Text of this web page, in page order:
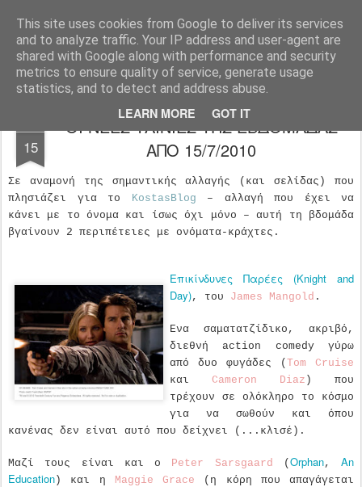
This site uses cookies from Google to deliver its services
and to analyze traffic. Your IP address and user-agent are
shared with Google along with performance and security
metrics to ensure quality of service, generate usage
statistics, and to detect and address abuse.
LEARN MORE GOT IT
FilmBoy
15
ΟΙ ΝΕΕΣ ΤΑΙΝΙΕΣ ΤΗΣ ΕΒΔΟΜΑΔΑΣ
ΑΠΟ 15/7/2010
Σε αναμονή της σημαντικής αλλαγής (και σελίδας) που
πλησιάζει για το KostasBlog – αλλαγή που έχει να
κάνει με το όνομα και ίσως όχι μόνο – αυτή τη βδομάδα
βγαίνουν 2 περιπέτειες με ονόματα-κράχτες.
Επικίνδυνες Παρέες (Knight and
Day), του James Mangold .
Eνα σαματατζίδικο, ακριβό,
διεθνή action comedy γύρω
από δυο φυγάδες ( Tom Cruise
και Cameron Diaz ) που
τρέχουν σε ολόκληρο το κόσμο
για να σωθούν και όπου
κανένας δεν είναι αυτό που δείχνει (...κλισέ).
Μαζί τους είναι και ο Peter Sarsgaard ( Orphan, An
Education ) και η Maggie Grace (η κόρη που απαγάγεται